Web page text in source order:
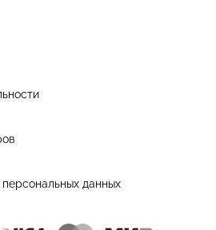
данных